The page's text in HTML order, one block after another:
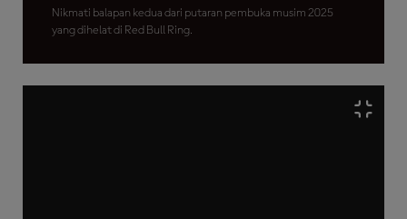
Nikmati balapan kedua dari putaran pembuka musim 2025
yang dihelat di Red Bull Ring.